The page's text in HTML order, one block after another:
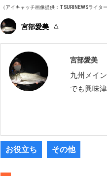
（アイキャッチ画像提供：TSURINEWSライタ
宮部愛美
宮部愛美
九州メイ
でも興味
お役立ち その他